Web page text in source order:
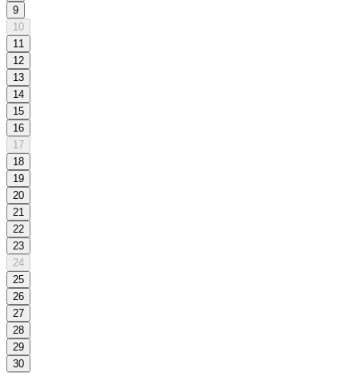
9
10
11
12
13
14
15
16
17
18
19
20
21
22
23
24
25
26
27
28
29
30